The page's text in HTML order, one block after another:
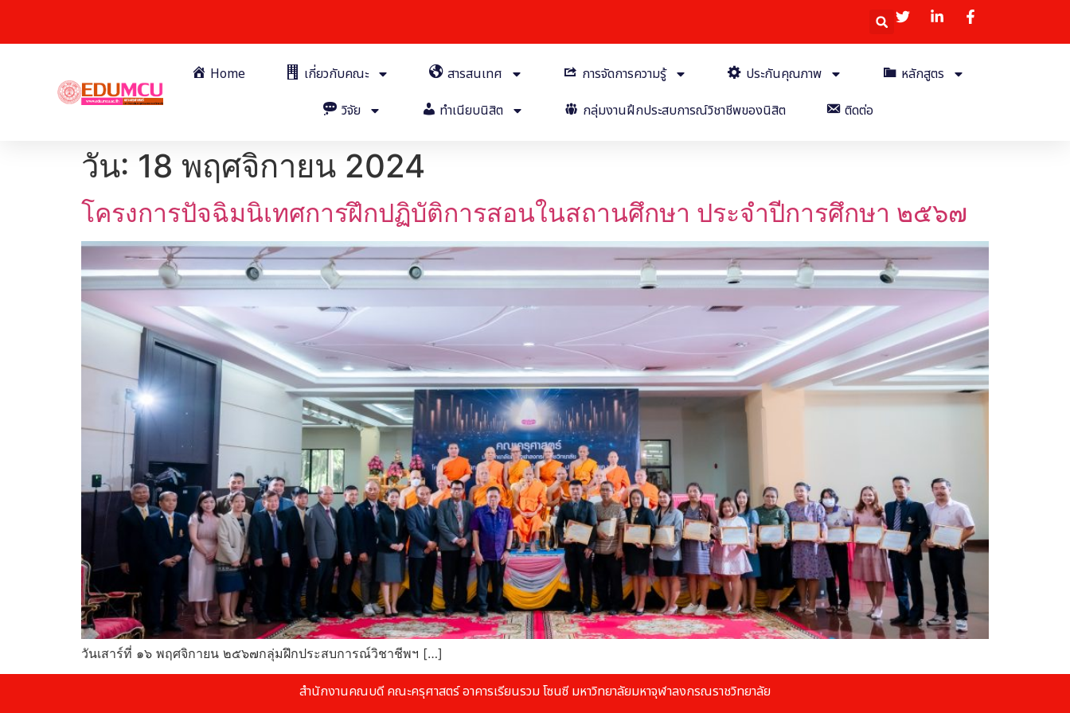
Home เกี่ยวกับคณะ สารสนเทศ การจัดการความรู้ ประกันคุณภาพ
หลักสูตร
วิจัย
ทำเนียบนิสิต กลุ่มงานฝึกประสบการณ์วิชาชีพของนิสิต ติดต่อ
วัน: 18 พฤศจิกายน 2024
โครงการปัจฉิมนิเทศการฝึกปฏิบัติการสอนในสถานศึกษา ประจำปีการศึกษา ๒๕๖๗
วันเสาร์ที่ ๑๖ พฤศจิกายน ๒๕๖๗กลุ่มฝึกประสบการณ์วิชาชีพฯ […]
สำนักงานคณบดี คณะครุศาสตร์ อาคารเรียนรวม โซนซี มหาวิทยาลัยมหาจุฬาลงกรณราชวิทยาลัย